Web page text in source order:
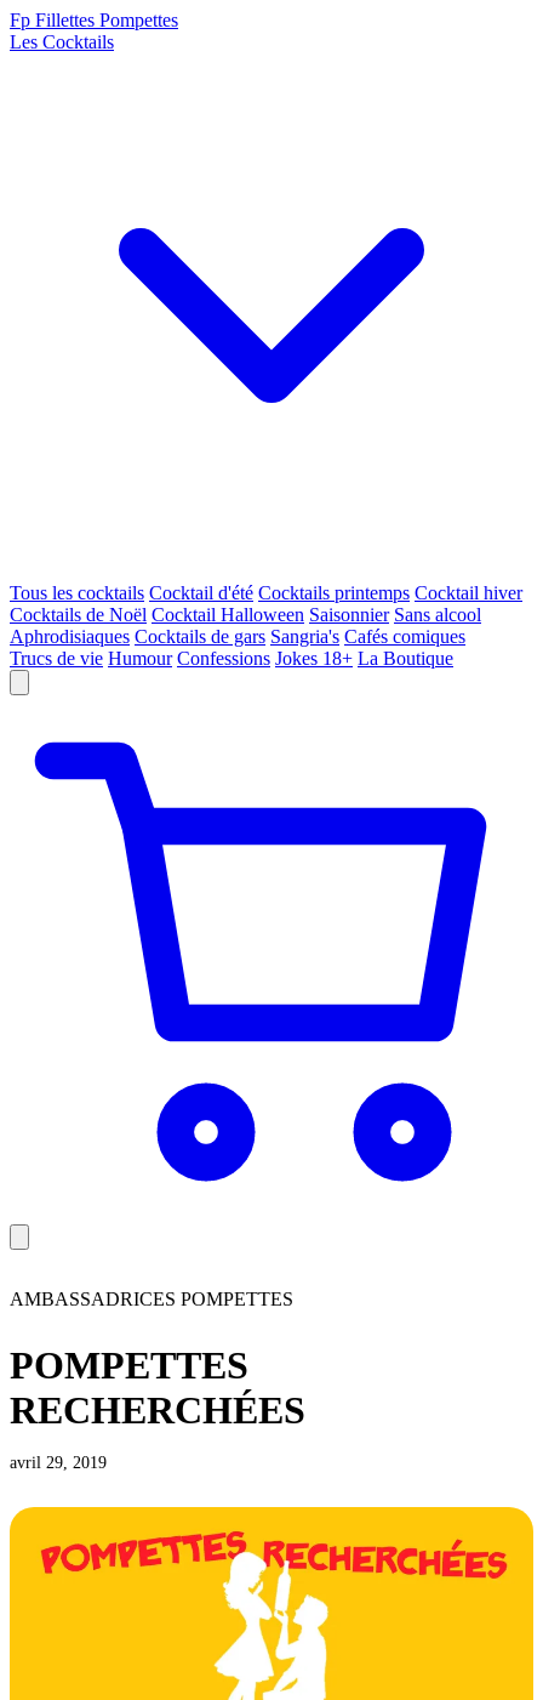
Fp Fillettes Pompettes
Les Cocktails
Tous les cocktails Cocktail d'été Cocktails printemps Cocktail hiver
Cocktails de Noël Cocktail Halloween Saisonnier Sans alcool
Aphrodisiaques Cocktails de gars Sangria's Cafés comiques
Trucs de vie Humour Confessions Jokes 18+ La Boutique
AMBASSADRICES POMPETTES
POMPETTES
RECHERCHÉES
avril 29, 2019